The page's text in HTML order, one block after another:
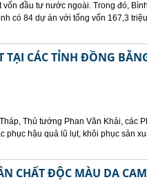
vốn đầu tư nước ngoài. Trong đó,
có 84 dự án với tổng vốn 167,3
TẠI CÁC TỈNH ĐỒNG
Thủ tướng Phan Văn Khải, các
phục hậu quả lũ lụt, khôi phục sản
CHẤT ĐỘC MÀU DA CAM